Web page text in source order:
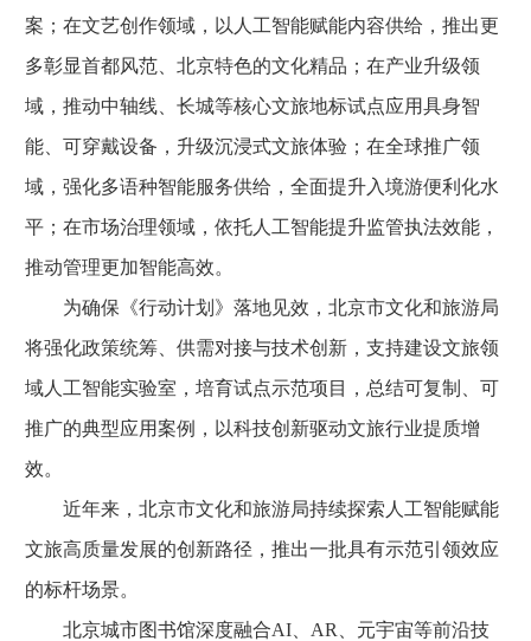
案；在文艺创作领域，以人工智能赋能内容供给，推出更
多彰显首都风范、北京特色的文化精品；在产业升级领
域，推动中轴线、长城等核心文旅地标试点应用具身智
能、可穿戴设备，升级沉浸式文旅体验；在全球推广领
域，强化多语种智能服务供给，全面提升入境游便利化水
平；在市场治理领域，依托人工智能提升监管执法效能，
推动管理更加智能高效。
为确保《行动计划》落地见效，北京市文化和旅游局
将强化政策统筹、供需对接与技术创新，支持建设文旅领
域人工智能实验室，培育试点示范项目，总结可复制、可
推广的典型应用案例，以科技创新驱动文旅行业提质增
效。
近年来，北京市文化和旅游局持续探索人工智能赋能
文旅高质量发展的创新路径，推出一批具有示范引领效应
的标杆场景。
北京城市图书馆深度融合AI、AR、元宇宙等前沿技